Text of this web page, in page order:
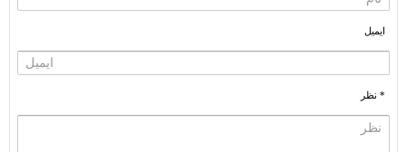
ایمیل
* نظر